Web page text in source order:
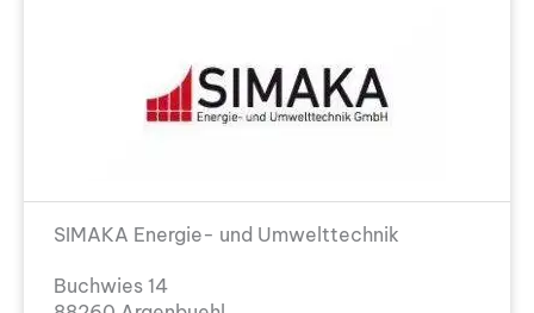
SIMAKA Energie- und Umwelttechnik
Buchwies 14